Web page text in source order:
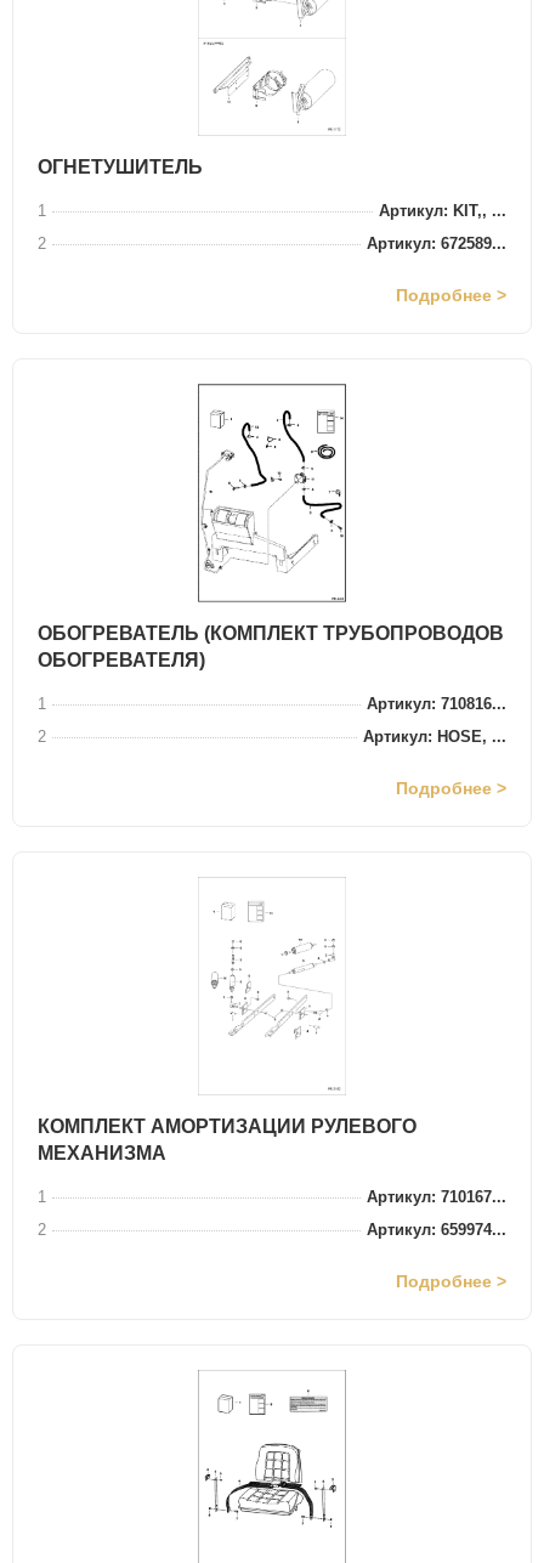
ОГНЕТУШИТЕЛЬ
1
Артикул: KIT,, ...
2
Артикул: 672589...
Подробнее >
ОБОГРЕВАТЕЛЬ (КОМПЛЕКТ ТРУБОПРОВОДОВ
ОБОГРЕВАТЕЛЯ)
1
Артикул: 710816...
2
Артикул: HOSE, ...
Подробнее >
КОМПЛЕКТ АМОРТИЗАЦИИ РУЛЕВОГО
МЕХАНИЗМА
1
Артикул: 710167...
2
Артикул: 659974...
Подробнее >